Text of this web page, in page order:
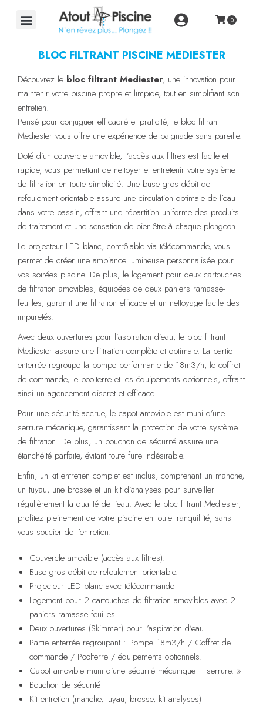
BLOC FILTRANT PISCINE MEDIESTER
Découvrez le bloc filtrant Mediester, une innovation pour
maintenir votre piscine propre et limpide, tout en simplifiant son
entretien.
Pensé pour conjuguer efficacité et praticité, le bloc filtrant
Mediester vous offre une expérience de baignade sans pareille.
Doté d’un couvercle amovible, l’accès aux filtres est facile et
rapide, vous permettant de nettoyer et entretenir votre système
de filtration en toute simplicité. Une buse gros débit de
refoulement orientable assure une circulation optimale de l’eau
dans votre bassin, offrant une répartition uniforme des produits
de traitement et une sensation de bien-être à chaque plongeon.
Le projecteur LED blanc, contrôlable via télécommande, vous
permet de créer une ambiance lumineuse personnalisée pour
vos soirées piscine. De plus, le logement pour deux cartouches
de filtration amovibles, équipées de deux paniers ramasse-
feuilles, garantit une filtration efficace et un nettoyage facile des
impuretés.
Avec deux ouvertures pour l’aspiration d’eau, le bloc filtrant
Mediester assure une filtration complète et optimale. La partie
enterrée regroupe la pompe performante de 18m3/h, le coffret
de commande, le poolterre et les équipements optionnels, offrant
ainsi un agencement discret et efficace.
Pour une sécurité accrue, le capot amovible est muni d’une
serrure mécanique, garantissant la protection de votre système
de filtration. De plus, un bouchon de sécurité assure une
étanchéité parfaite, évitant toute fuite indésirable.
Enfin, un kit entretien complet est inclus, comprenant un manche,
un tuyau, une brosse et un kit d’analyses pour surveiller
régulièrement la qualité de l’eau. Avec le bloc filtrant Mediester,
profitez pleinement de votre piscine en toute tranquillité, sans
vous soucier de l’entretien.
Couvercle amovible (accès aux filtres).
Buse gros débit de refoulement orientable.
Projecteur LED blanc avec télécommande
Logement pour 2 cartouches de filtration amovibles avec 2
paniers ramasse feuilles
Deux ouvertures (Skimmer) pour l’aspiration d’eau.
Partie enterrée regroupant : Pompe 18m3/h / Coffret de
commande / Poolterre / équipements optionnels.
Capot amovible muni d’une sécurité mécanique = serrure. »
Bouchon de sécurité
Kit entretien (manche, tuyau, brosse, kit analyses)